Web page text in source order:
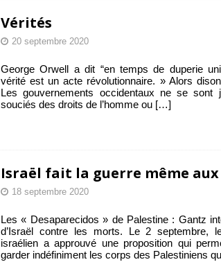
Vérités
20 septembre 2020
George Orwell a dit “en temps de duperie
vérité est un acte révolutionnaire. » Alors
Les gouvernements occidentaux ne se sont
souciés des droits de l’homme ou […]
Israël fait la guerre même
18 septembre 2020
Les « Desaparecidos » de Palestine : Gantz
d’Israël contre les morts. Le 2 septembre,
israélien a approuvé une proposition qui
garder indéfiniment les corps des Palestiniens